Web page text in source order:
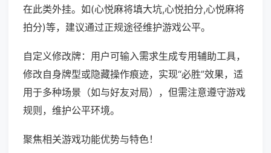
在此类外挂。如(心悦麻将填大坑,心悦拍分,心悦麻将
拍分)等，建议通过正规途径维护游戏公平。
自定义修改牌：用户可输入需求生成专用辅助工具，
修改自身牌型或隐藏操作痕迹，实现“必胜”效果，适
用于多种场景（如与好友对局），但需注意遵守游戏
规则，维护公平环境。
聚焦相关游戏功能优势与特色！